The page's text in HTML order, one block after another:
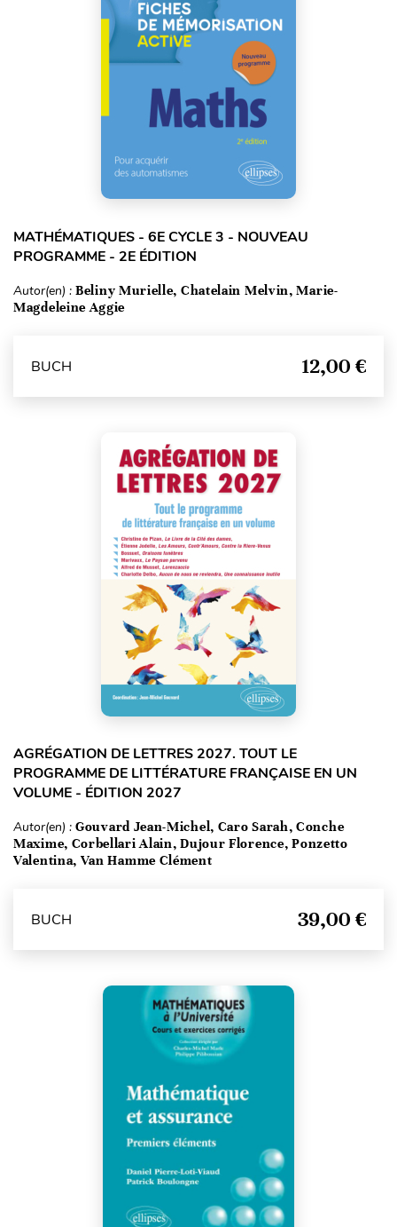
MATHÉMATIQUES - 6E CYCLE 3 - NOUVEAU
PROGRAMME - 2E ÉDITION
Autor(en) : Beliny Murielle, Chatelain Melvin, Marie-
Magdeleine Aggie
BUCH 12,00 €
AGRÉGATION DE LETTRES 2027. TOUT LE
PROGRAMME DE LITTÉRATURE FRANÇAISE EN UN
VOLUME - ÉDITION 2027
Autor(en) : Gouvard Jean-Michel, Caro Sarah, Conche
Maxime, Corbellari Alain, Dujour Florence, Ponzetto
Valentina, Van Hamme Clément
BUCH 39,00 €